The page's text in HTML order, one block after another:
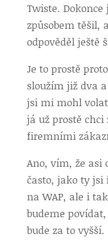
Twiste.
způsobem těšil,
odpověděl ještě
Je to prostě
sloužím již dva
jsi mi mohl
já už prostě
firemními
Ano, vím, že asi
často, jako ty
na WAP, ale i
budeme
bude za to vyšší.